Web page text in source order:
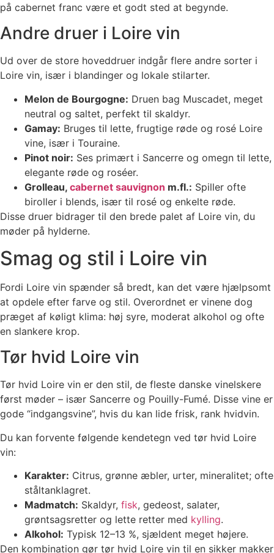
på cabernet franc være et godt sted at begynde.
Andre druer i Loire vin
Ud over de store hoveddruer indgår flere andre sorter i
Loire vin, især i blandinger og lokale stilarter.
Melon de Bourgogne: Druen bag Muscadet, meget
neutral og saltet, perfekt til skaldyr.
Gamay: Bruges til lette, frugtige røde og rosé Loire
vine, især i Touraine.
Pinot noir: Ses primært i Sancerre og omegn til lette,
elegante røde og roséer.
Grolleau, cabernet sauvignon m.fl.: Spiller ofte
biroller i blends, især til rosé og enkelte røde.
Disse druer bidrager til den brede palet af Loire vin, du
møder på hylderne.
Smag og stil i Loire vin
Fordi Loire vin spænder så bredt, kan det være hjælpsomt
at opdele efter farve og stil. Overordnet er vinene dog
præget af køligt klima: høj syre, moderat alkohol og ofte
en slankere krop.
Tør hvid Loire vin
Tør hvid Loire vin er den stil, de fleste danske vinelskere
først møder – især Sancerre og Pouilly-Fumé. Disse vine er
gode “indgangsvine”, hvis du kan lide frisk, rank hvidvin.
Du kan forvente følgende kendetegn ved tør hvid Loire
vin:
Karakter: Citrus, grønne æbler, urter, mineralitet; ofte
ståltanklagret.
Madmatch: Skaldyr, fisk, gedeost, salater,
grøntsagsretter og lette retter med kylling.
Alkohol: Typisk 12–13 %, sjældent meget højere.
Den kombination gør tør hvid Loire vin til en sikker makker